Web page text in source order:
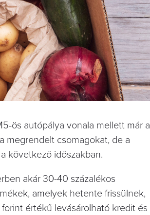
ös autópálya vonala mellett már a
megrendelt csomagokat, de a
következő időszakban.
akár 30-40 százalékos
amelyek hetente frissülnek,
értékű levásárolható kredit és